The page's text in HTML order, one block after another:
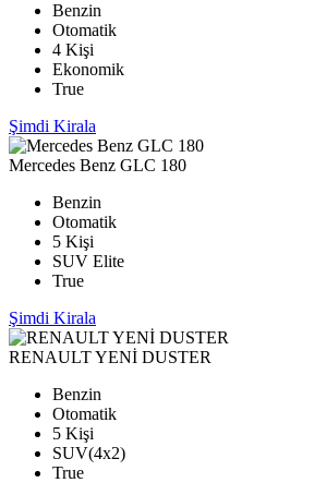
Benzin
Otomatik
4 Kişi
Ekonomik
True
Şimdi Kirala
Mercedes Benz GLC 180
Benzin
Otomatik
5 Kişi
SUV Elite
True
Şimdi Kirala
RENAULT YENİ DUSTER
Benzin
Otomatik
5 Kişi
SUV(4x2)
True